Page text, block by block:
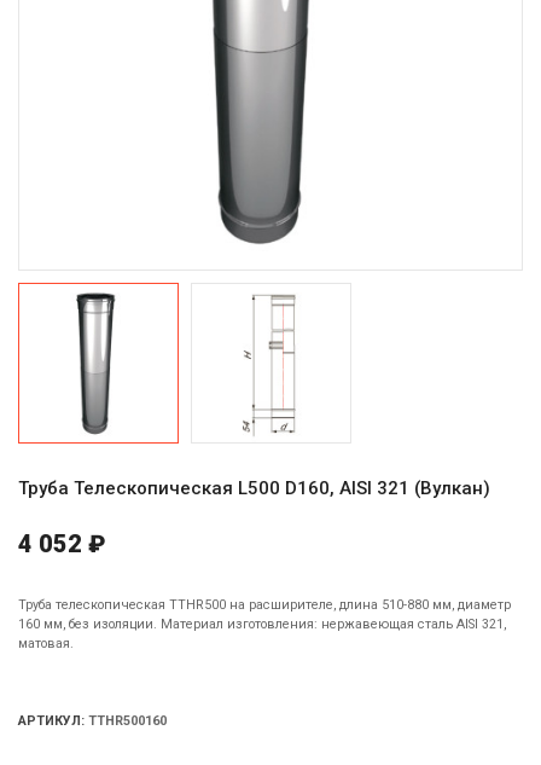
Труба Телескопическая L500 D160, AISI 321 (Вулкан)
4 052 ₽
Труба телескопическая TTHR500 на расширителе, длина 510-880 мм, диаметр
160 мм, без изоляции. Материал изготовления: нержавеющая сталь AISI 321,
матовая.
АРТИКУЛ: TTHR500160